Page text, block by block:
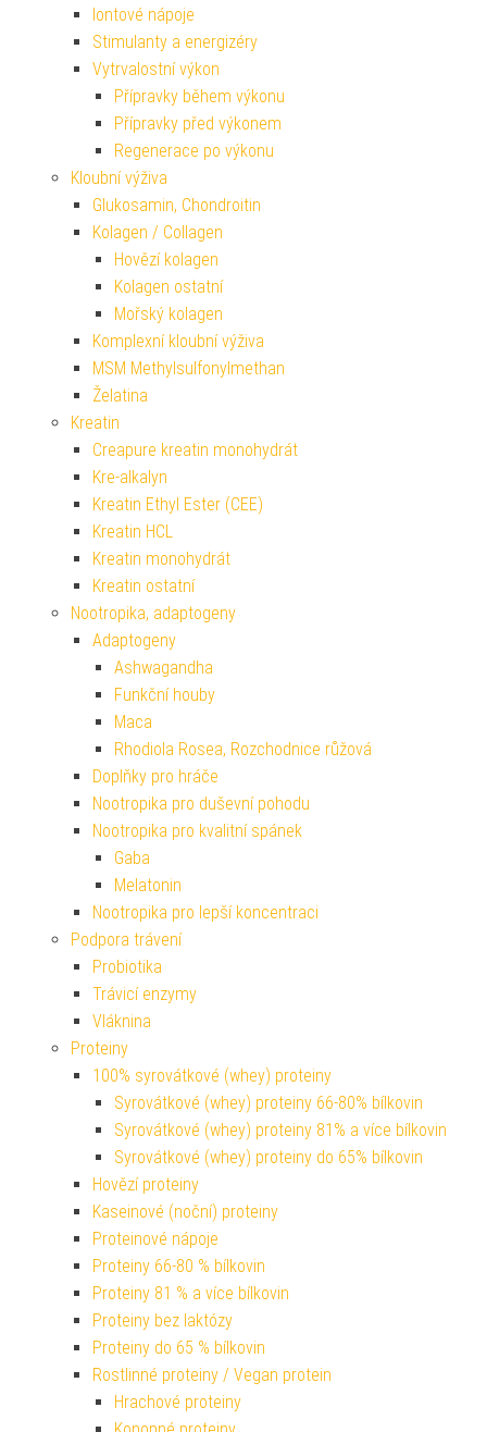
Iontové nápoje
Stimulanty a energizéry
Vytrvalostní výkon
Přípravky během výkonu
Přípravky před výkonem
Regenerace po výkonu
Kloubní výživa
Glukosamin, Chondroitin
Kolagen / Collagen
Hovězí kolagen
Kolagen ostatní
Mořský kolagen
Komplexní kloubní výživa
MSM Methylsulfonylmethan
Želatina
Kreatin
Creapure kreatin monohydrát
Kre-alkalyn
Kreatin Ethyl Ester (CEE)
Kreatin HCL
Kreatin monohydrát
Kreatin ostatní
Nootropika, adaptogeny
Adaptogeny
Ashwagandha
Funkční houby
Maca
Rhodiola Rosea, Rozchodnice růžová
Doplňky pro hráče
Nootropika pro duševní pohodu
Nootropika pro kvalitní spánek
Gaba
Melatonin
Nootropika pro lepší koncentraci
Podpora trávení
Probiotika
Trávicí enzymy
Vláknina
Proteiny
100% syrovátkové (whey) proteiny
Syrovátkové (whey) proteiny 66-80% bílkovin
Syrovátkové (whey) proteiny 81% a více bílkovin
Syrovátkové (whey) proteiny do 65% bílkovin
Hovězí proteiny
Kaseinové (noční) proteiny
Proteinové nápoje
Proteiny 66-80 % bílkovin
Proteiny 81 % a více bílkovin
Proteiny bez laktózy
Proteiny do 65 % bílkovin
Rostlinné proteiny / Vegan protein
Hrachové proteiny